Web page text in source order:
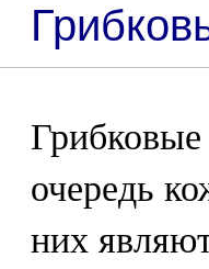
очередь
них